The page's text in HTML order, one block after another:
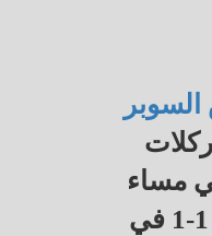
عبر ركلات
مساء
الجمعة بعد تعادل إيجابي 1-1 في